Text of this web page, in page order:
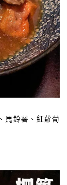
馬鈴薯、紅蘿蔔